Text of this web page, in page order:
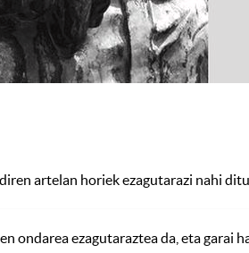
artelan horiek ezagutarazi nahi
ondarea ezagutaraztea da, eta